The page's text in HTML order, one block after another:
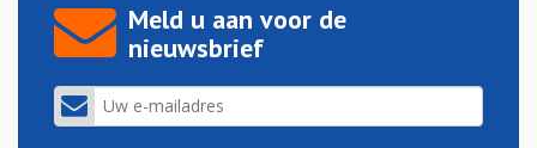
Meld u aan voor de
nieuwsbrief